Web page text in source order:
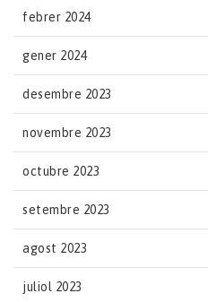
febrer 2024
gener 2024
desembre 2023
novembre 2023
octubre 2023
setembre 2023
agost 2023
juliol 2023